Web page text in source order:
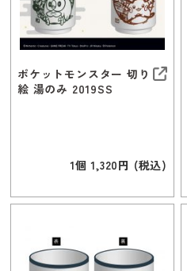
ポケットモンスター 切り
絵 湯のみ 2019SS
1個 1,320円 (税込)